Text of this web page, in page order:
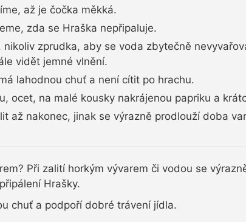
až je čočka měkká.
zda se Hraška nepřipaluje.
zprudka, aby se voda zbytečně
vidět jemné vlnění.
lahodnou chuť a není cítit po hrachu.
ocet, na malé kousky nakrájenou papriku a
až nakonec, jinak se výrazně prodlouží doba
Při zalití horkým vývarem či vodou se
Hrašky.
chuť a podpoří dobré trávení jídla.